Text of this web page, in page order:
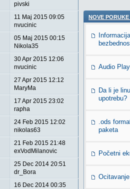
pivski
11 Maj 2015 09:05
nvucinic
05 Maj 2015 00:15
Nikola35
30 Apr 2015 12:06
nvucinic
27 Apr 2015 12:12
MaryMa
17 Apr 2015 23:02
rapha
24 Feb 2015 12:02
nikolas63
21 Feb 2015 21:48
exVodMilanovic
25 Dec 2014 20:51
dr_Bora
16 Dec 2014 00:35
NOVE
Audio
Da li je
upotrebu?
.ods
paketa
Početni